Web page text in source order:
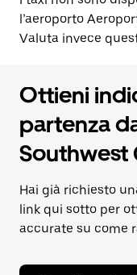
l’aeroporto
Valuta invece
Ottieni
partenza
Southwest
Hai già richiesto
link qui sotto per
accurate su come